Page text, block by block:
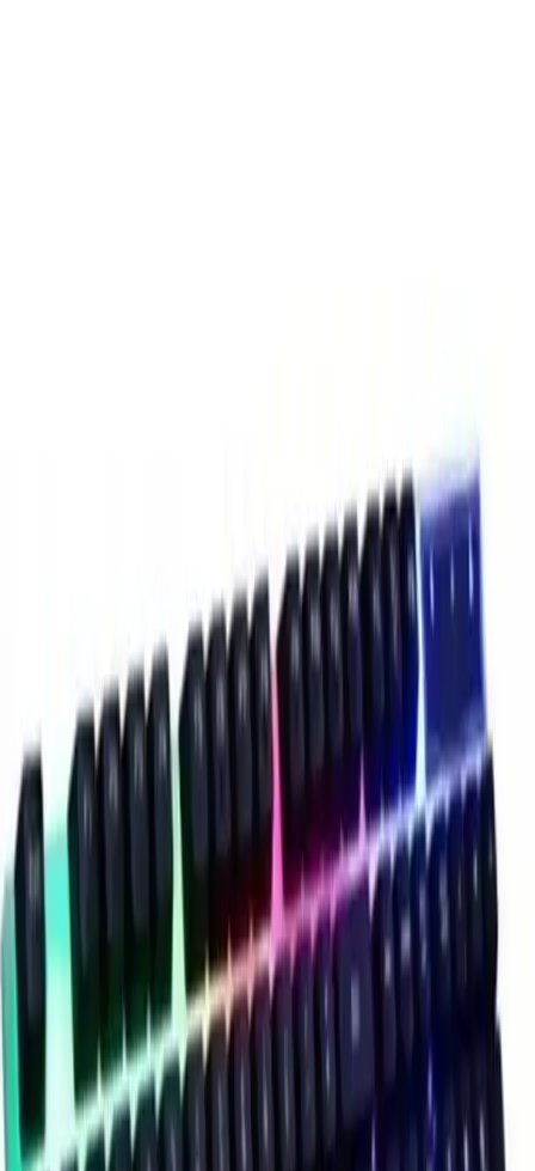
ve suya dayanıklılığı, ürünü günlük ve yoğun
kullanım için uygun hale getirir. Ayrıca, klavyenin
düşük bütçeli alternatiflere kıyasla yüksek kalite ve
performans sunduğu gözlemlenmiştir.
Kullanıcı Deneyimleri ve
Değerlendirmeler
Olumlu Yönler-Tuş Hissiyatı: Kullanıcılar, tuşların
yüksek ve rahat olduğunu belirtiyor. Bu, uzun oyun
seanslarında ve yazma işlemlerinde büyük avantaj
sağlar.
Işıklandırma
: LED ışıkların tatlı ve sabit olması, gece
kullanımlarında konfor sağlar.
Genel Kalite
: Ürünün dayanıklı yapısı ve kaliteli malzemeleri,
kullanıcıların memnuniyetini artırmıştır.
Olumsuz Yönler- Fare Kalitesi: Bazı kullanıcılar,
fareyi yeterince beğenmediklerini dile getiriyor.
Farede bazı sıkıntılar ve düşük performans
gözlemleniyor.
Işık Özelliği: Bazı kullanıcılar, ışıkların yeterince parlak veya
işlevsel olmadığını belirtmişlerdir.
Tuşların Sertliği
: Bazı durumlarda, tuşların zor basıldığı ve
kırık olma riskinin olduğu ifade edilmiştir.